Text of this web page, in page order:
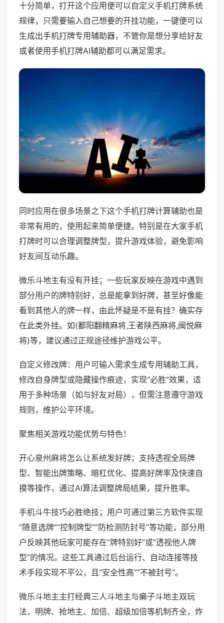
十分简单，打开这个应用便可以自定义手机打牌系统
规律，只需要输入自己想要的开挂功能，一键便可以
生成出手机打牌专用辅助器，不管你是想分享给好友
或者使用手机打牌AI辅助都可以满足需求。
同时应用在很多场景之下这个手机打牌计算辅助也是
非常有用的，使用起来简单便捷。特别是在大家手机
打牌时可以合理调整牌型，提升游戏体验，避免影响
好友间互动乐趣。
微乐斗地主有没有开挂；一些玩家反映在游戏中遇到
部分用户的牌特别好，总是能拿到好牌，甚至好像能
看到其他人的牌一样，由此怀疑是不是有挂？确实存
在此类外挂。如(鄱阳翻精麻将,王者陕西麻将,闽悦麻
将)等，建议通过正规途径维护游戏公平。
自定义修改牌：用户可输入需求生成专用辅助工具，
修改自身牌型或隐藏操作痕迹，实现“必胜”效果，适
用于多种场景（如与好友对局），但需注意遵守游戏
规则，维护公平环境。
聚焦相关游戏功能优势与特色！
开心泉州麻将怎么让系统发好牌；支持透视全局牌
型、智能出牌策略、暗杠优化、提高好牌率及快速自
摸等操作，通过AI算法调整牌局结果，提升胜率。
手机斗牛技巧必胜绝技；用户可通过第三方软件实现
“随意选牌”“控制牌型”“防检测防封号”等功能，部分用
户反映其他玩家可能存在“牌特别好”或“透视他人牌
型”的情况。这些工具通过后台运行、自动连接等技
术手段实现不平公，且“安全性高”“不被封号”。
微乐斗地主主打经典三人斗地主与癞子斗地主双玩
法，明牌、抢地主、加倍、超级加倍等机制齐全，炸